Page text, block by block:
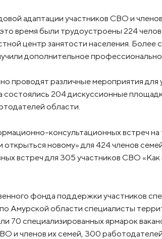
адаптации участников СВО и
время были трудоустроены 224
центр занятости населения. Более
дополнительное
проводят различные мероприятия для
состоялись 204 дискуссионные
области.
консультационных встреч на
новому» для 424 членов
встреч для 305 участников СВО «Как
фонда поддержки участников
Амурской области специалисты
70 специализированных ярмарок
и членов их семей, 300